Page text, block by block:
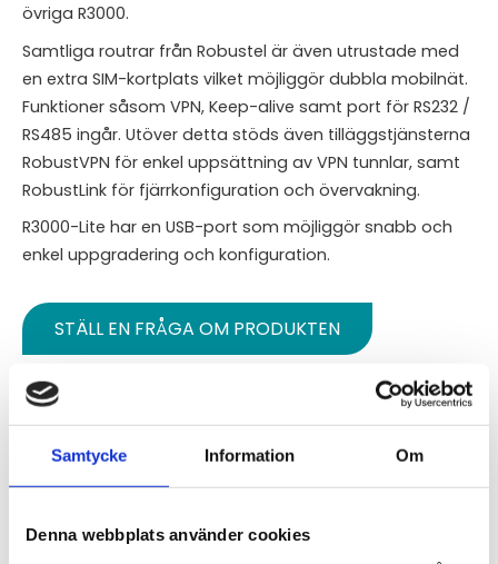
Samtycke Information Om
Denna webbplats använder cookies
övriga R3000.
Samtliga routrar från Robustel är även utrustade med
en extra SIM-kortplats vilket möjliggör dubbla mobilnät.
Funktioner såsom VPN, Keep-alive samt port för RS232 /
RS485 ingår. Utöver detta stöds även tilläggstjänsterna
RobustVPN för enkel uppsättning av VPN tunnlar, samt
RobustLink för fjärrkonfiguration och övervakning.
R3000-Lite har en USB-port som möjliggör snabb och
enkel uppgradering och konfiguration.
STÄLL EN FRÅGA OM PRODUKTEN
Standardfunktioner
Leveransomfattning Nerladdning: